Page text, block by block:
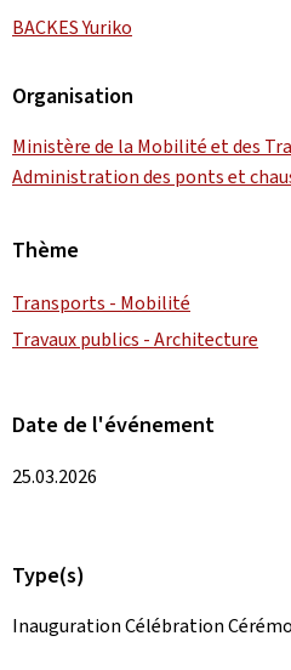
BACKES Yuriko
Organisation
Ministère de la Mobilité et des
Administration des ponts et
Thème
Transports - Mobilité
Travaux publics - Architecture
Date de l'événement
25.03.2026
Type(s)
Inauguration Célébration